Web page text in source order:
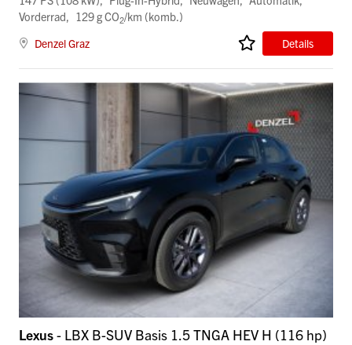
Vorderrad
129 g CO2/km (komb.)
Denzel Graz
Details
Lexus- LBX B-SUV Basis 1.5 TNGA HEV H (116 hp)